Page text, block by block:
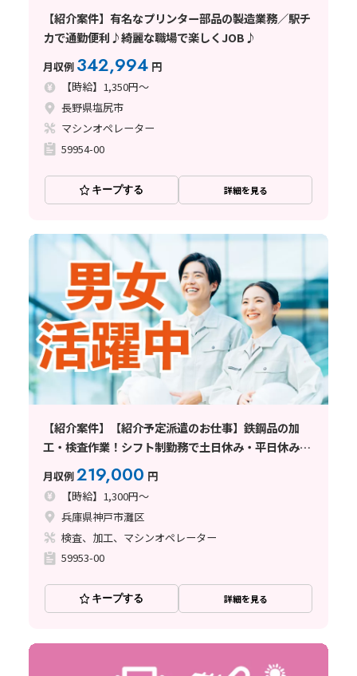
【紹介案件】有名なプリンター部品の製造業務／駅チ
カで通勤便利♪綺麗な職場で楽しくJOB♪
月収例 342,994 円
【時給】1,350円～
長野県塩尻市
マシンオペレーター
59954-00
キープする 詳細を見る
【紹介案件】【紹介予定派遣のお仕事】鉄鋼品の加
工・検査作業！シフト制勤務で土日休み・平日休みも
月収例219,000 円
【時給】1,300円～
兵庫県神戸市灘区
検査、加工、マシンオペレーター
59953-00
キープする 詳細を見る